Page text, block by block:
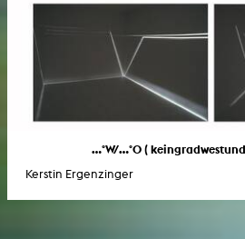
...°W/...°O (
Kerstin Ergenzinger